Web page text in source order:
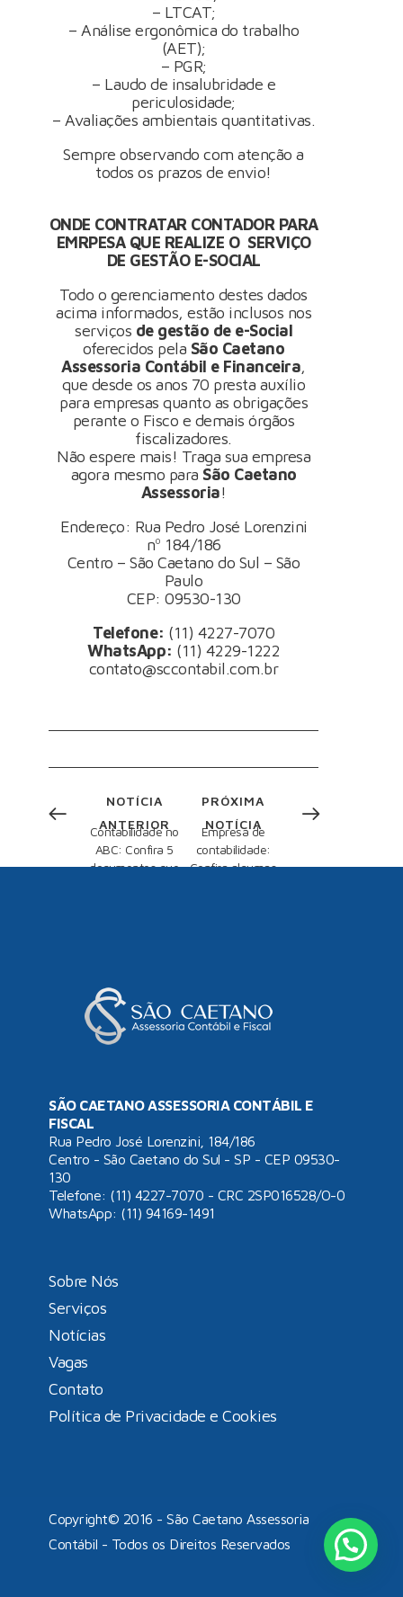
– LTCAT;
– Análise ergonômica do trabalho
(AET);
– PGR;
– Laudo de insalubridade e
periculosidade;
– Avaliações ambientais quantitativas.
Sempre observando com atenção a
todos os prazos de envio!
ONDE CONTRATAR CONTADOR PARA
EMRPESA QUE REALIZE O SERVIÇO
DE GESTÃO E-SOCIAL
Todo o gerenciamento destes dados
acima informados, estão inclusos nos
serviços de gestão de e-Social
oferecidos pela São Caetano
Assessoria Contábil e Financeira,
que desde os anos 70 presta auxílio
para empresas quanto as obrigações
perante o Fisco e demais órgãos
fiscalizadores.
Não espere mais! Traga sua empresa
agora mesmo para São Caetano
Assessoria!
Endereço: Rua Pedro José Lorenzini
nº 184/186
Centro – São Caetano do Sul – São
Paulo
CEP: 09530-130
Telefone: (11) 4227-7070
WhatsApp: (11) 4229-1222
contato@sccontabil.com.br
NOTÍCIA
ANTERIOR
Contabilidade no
ABC: Confira 5
documentos que
PRÓXIMA
NOTÍCIA
Empresa de
contabilidade:
Confira algumas
SÃO CAETANO ASSESSORIA CONTÁBIL E
FISCAL
Rua Pedro José Lorenzini, 184/186
Centro - São Caetano do Sul - SP - CEP 09530-
130
Telefone: (11) 4227-7070 - CRC 2SP016528/O-0
WhatsApp: (11) 94169-1491
Sobre Nós
Serviços
Notícias
Vagas
Contato
Política de Privacidade e Cookies
Copyright© 2016 - São Caetano Assessoria
Contábil - Todos os Direitos Reservados